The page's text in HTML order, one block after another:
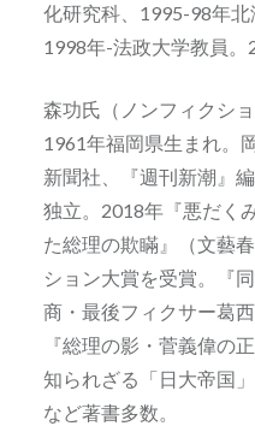
化研究科、1995-98年北
1998年-法政大学教員。
森功氏（ノンフィクショ
1961年福岡県生まれ。
新聞社、『週刊新潮』
独立。2018年『悪だく
た総理の欺瞞』（文藝
ション大賞を受賞。『
商・最後フィクサー葛
『総理の影・菅義偉の
知られざる「日大帝国
など著書多数。